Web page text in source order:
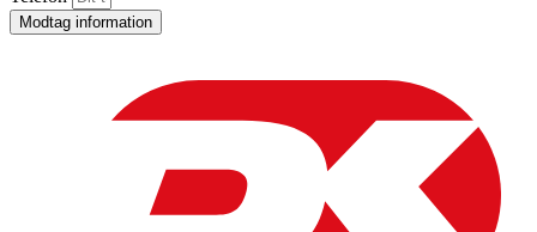
Modtag information